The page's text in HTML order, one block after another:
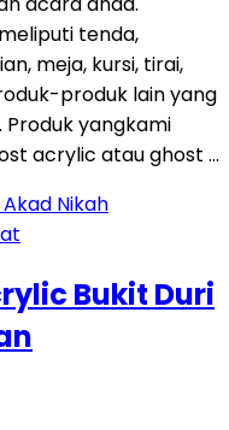
tenda,
meja, kursi, tirai,
produk lain yang
yangkami
acrylic atau ghost …
Bukit Duri